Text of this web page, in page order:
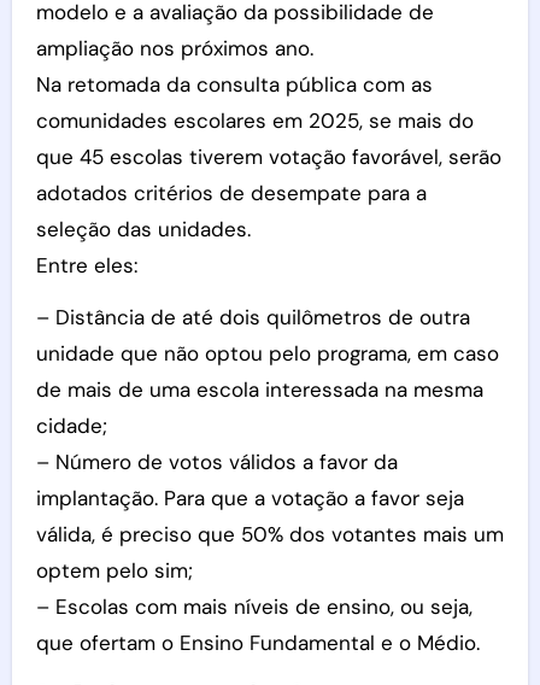
modelo e a avaliação da possibilidade de
ampliação nos próximos ano.
Na retomada da consulta pública com as
comunidades escolares em 2025, se mais do
que 45 escolas tiverem votação favorável, serão
adotados critérios de desempate para a
seleção das unidades.
Entre eles:
– Distância de até dois quilômetros de outra
unidade que não optou pelo programa, em caso
de mais de uma escola interessada na mesma
cidade;
– Número de votos válidos a favor da
implantação. Para que a votação a favor seja
válida, é preciso que 50% dos votantes mais um
optem pelo sim;
– Escolas com mais níveis de ensino, ou seja,
que ofertam o Ensino Fundamental e o Médio.